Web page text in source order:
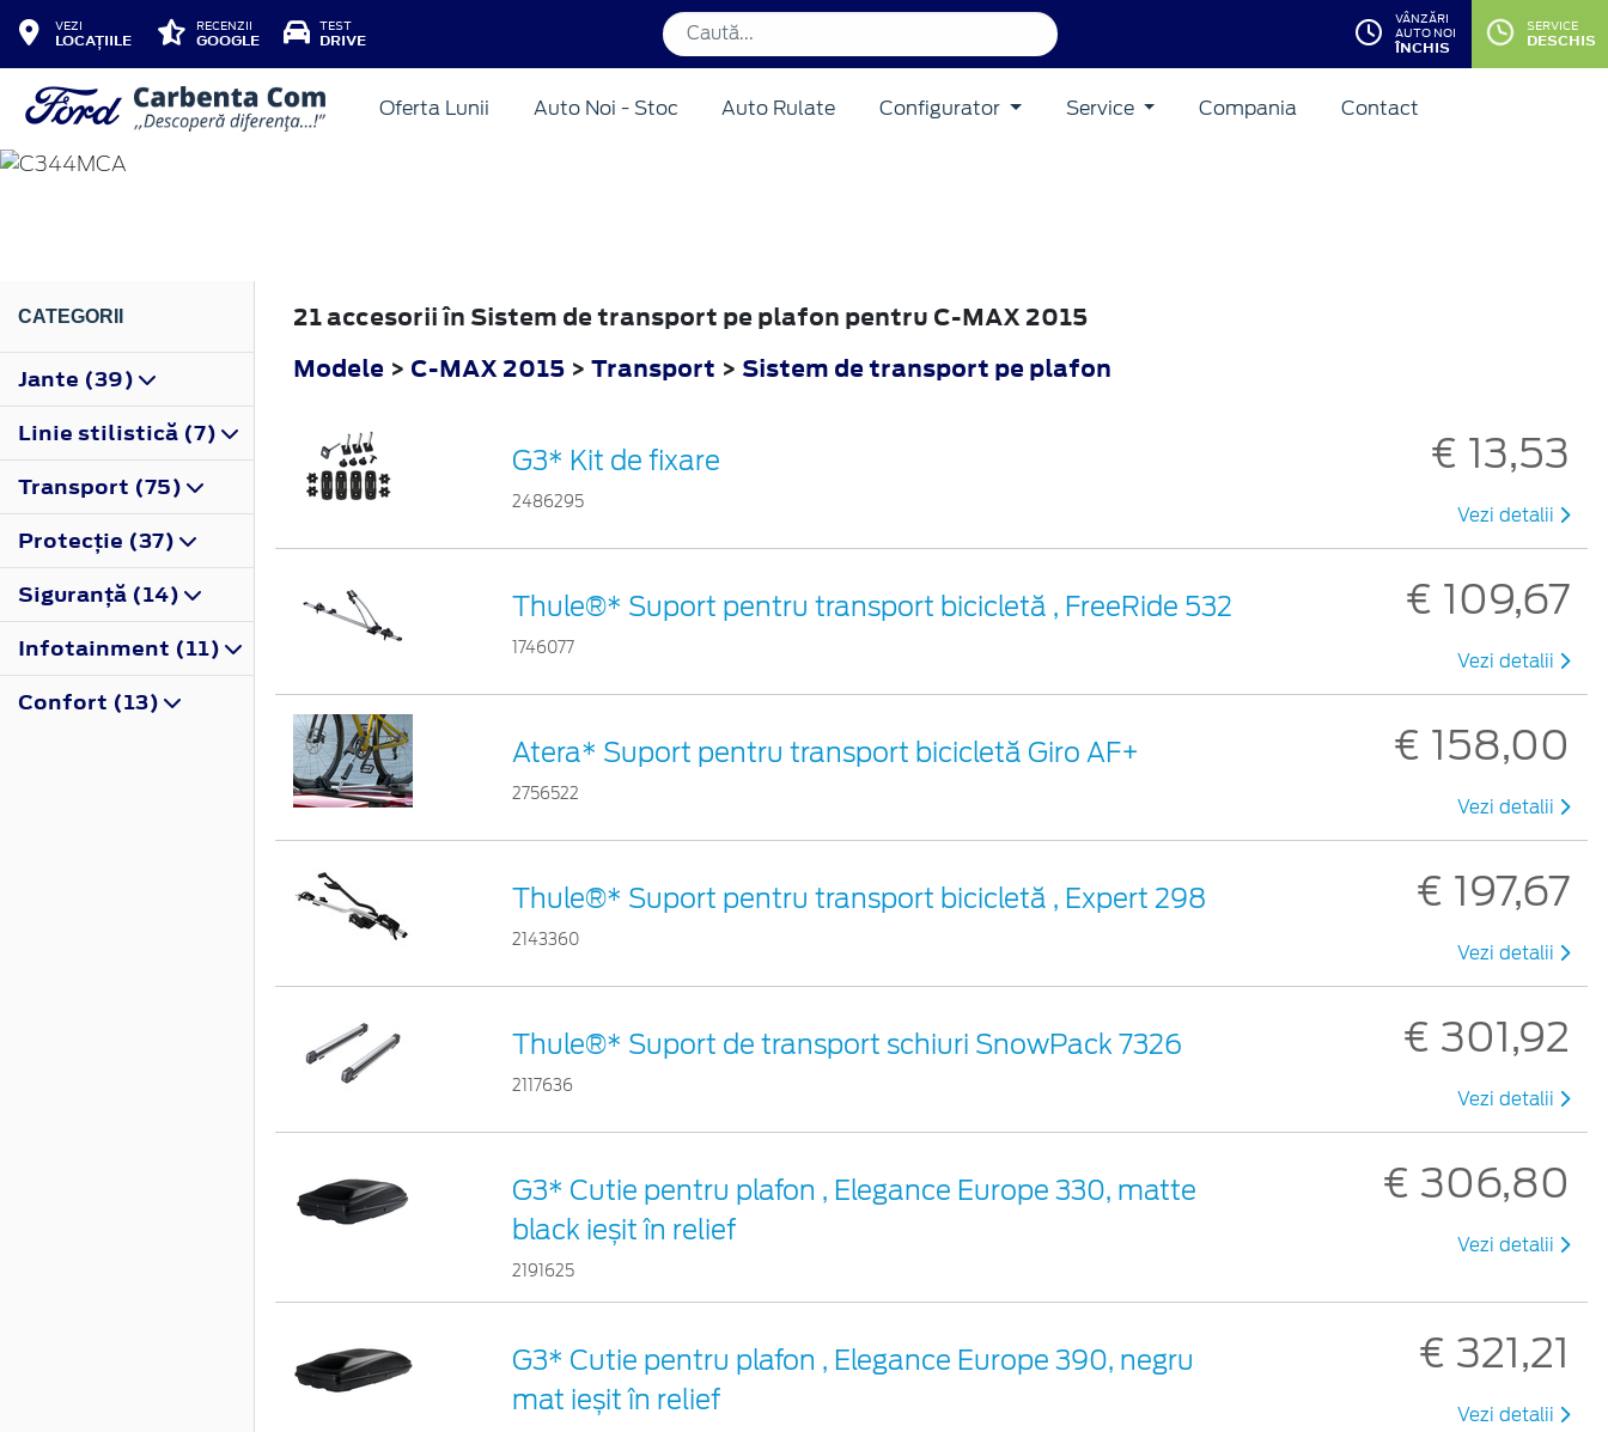
VEZI
LOCAȚIILE
RECENZII
GOOGLE
TEST
DRIVE
VÂNZĂRI
AUTO NOI
ÎNCHIS
SERVICE
DESCHIS
Oferta Lunii Auto Noi - Stoc Auto Rulate Configurator Service Compania Contact
C-MAX
CATEGORII
Jante (39)
Linie stilistică (7)
Transport (75)
Protecţie (37)
Siguranţă (14)
Infotainment (11)
Confort (13)
21 accesorii în Sistem de transport pe plafon pentru C-MAX 2015
Modele > C-MAX 2015 > Transport > Sistem de transport pe plafon
G3* Kit de fixare
2486295
€ 13,53
Vezi detalii
Thule®* Suport pentru transport bicicletă , FreeRide 532
1746077
€ 109,67
Vezi detalii
Atera* Suport pentru transport bicicletă Giro AF+
2756522
€ 158,00
Vezi detalii
Thule®* Suport pentru transport bicicletă , Expert 298
2143360
€ 197,67
Vezi detalii
Thule®* Suport de transport schiuri SnowPack 7326
2117636
€ 301,92
Vezi detalii
G3* Cutie pentru plafon , Elegance Europe 330, matte
black ieșit în relief
2191625
€ 306,80
Vezi detalii
G3* Cutie pentru plafon , Elegance Europe 390, negru
mat ieșit în relief
€ 321,21
Vezi detalii